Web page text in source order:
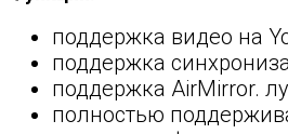
поддержка видео на
поддержка
поддержка AirMirror.
полностью